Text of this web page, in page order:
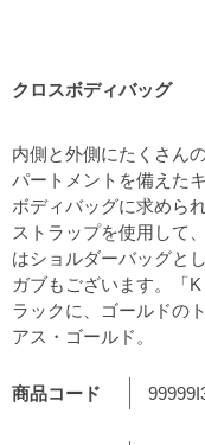
クロスボディバッグ
商品コード
内側と外側にたくさん
パートメントを備えた
ボディバッグに求めら
ストラップを使用して
はショルダーバッグと
ガブもございます。「
ラックに、ゴールドの
アス・ゴールド。